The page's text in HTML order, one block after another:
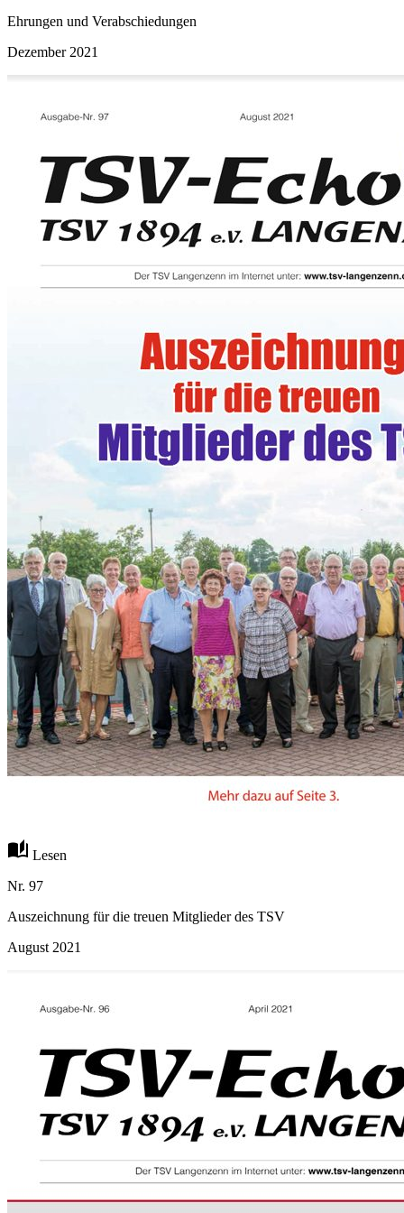
Ehrungen und Verabschiedungen
Dezember 2021
auto_stories Lesen
Nr. 97
Auszeichnung für die treuen Mitglieder des TSV
August 2021